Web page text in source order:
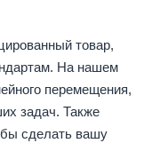
товар,
На нашем
перемещения,
задач. Также
сделать вашу